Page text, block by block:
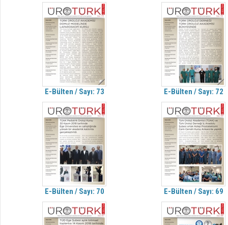
E-Bülten / Sayı: 73 E-Bülten / Sayı: 72
E-Bülten / Sayı: 70 E-Bülten / Sayı: 69